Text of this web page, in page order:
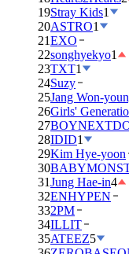
19Stray Kids1
20ASTRO1
21EXO
22songhyekyo1
23TXT1
24Suzy
25Jang Won-
26Girls'
27
28IDID1
29Kim Hye-yoon
30
31Jung Hae-in4
32ENHYPEN
332PM
34ILLIT
35ATEEZ5